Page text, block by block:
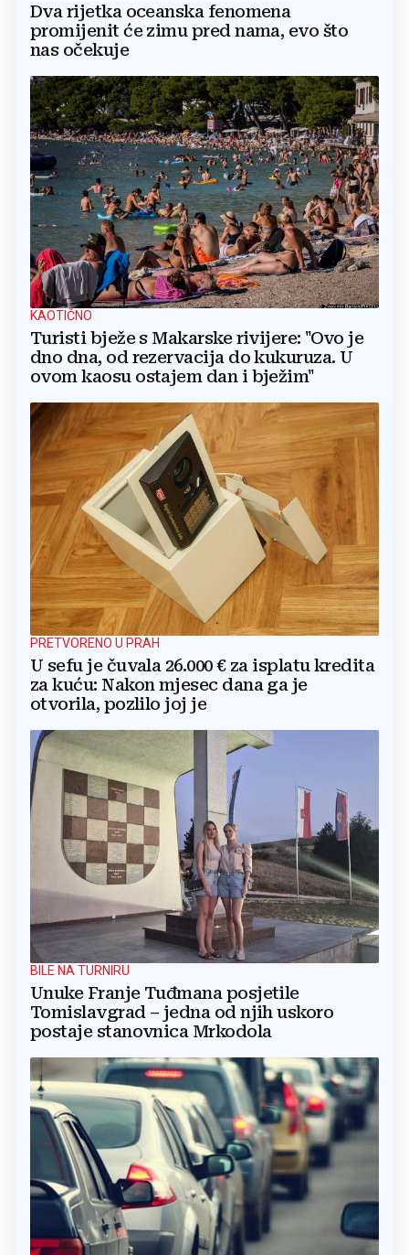
Dva rijetka oceanska fenomena
promijenit će zimu pred nama, evo što
nas očekuje
KAOTIČNO
Turisti bježe s Makarske rivijere: "Ovo je
dno dna, od rezervacija do kukuruza. U
ovom kaosu ostajem dan i bježim"
PRETVORENO U PRAH
U sefu je čuvala 26.000 € za isplatu kredita
za kuću: Nakon mjesec dana ga je
otvorila, pozlilo joj je
BILE NA TURNIRU
Unuke Franje Tuđmana posjetile
Tomislavgrad – jedna od njih uskoro
postaje stanovnica Mrkodola